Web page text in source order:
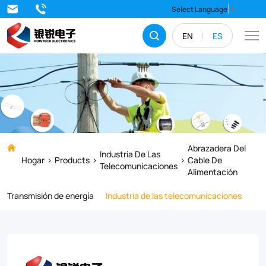
EN ES
Select Language ▼
Strengthen
and
stabilize
your
electrical
systems
with
top-
quality
Feeder
Hogar Products
Industria De Las
Telecomunicaciones
Abrazadera Del
Cable De
Alimentación
Transmisión de energía
Industria de las telecomunicaciones